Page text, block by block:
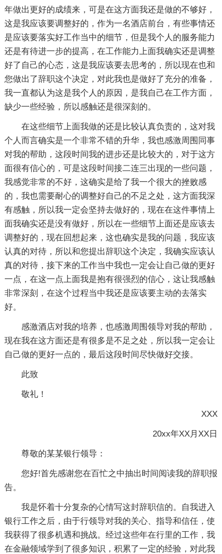
年做出更好的成绩来，可是在这方面我还是做的不够好，
这是我应该要调整好的，作为一名酒店前台，有些事情还
是应该要落实好工作当中的细节，但是我个人的服务能力
还是有待进一步的提高，在工作能力上面我确实还是调整
好了自己的心态，这是我应该要去思考的，所以现在也和
您做出了辞职这个决定，对此我也是做好了充分的准备，
我一直都认为这是我个人的原因，是我自己在工作方面，
缺少一些经验，所以感触还是很深刻的。
在这些细节上面我做的还是比较认真负责的，这对我
个人而言确实是一个非常不错的升华，我也感激周围同事
对我的帮助，这段时间我的进步还是比较大的，对于这方
面很有信心的，可是这段时间接二连三出现的一些问题，
我感觉非常的不好，这确实是给了我一个很大的挫败感
的，我也需要耐心的调整好自己的不足之处，这方面我深
有感触，所以我一定会坚持去做好的，现在在这件事情上
面我确实还是没有做好，所以在一些细节上面还是应该去
调整好的，现在回想起来，这也确实是我的问题，我应该
认真的对待，所以和您提出辞职这个决定，我确实应该认
真的对待，接下来的工作当中我也一定会让自己做的更好
一点，在这一点上面我是抱有很强烈的信心，这让我感触
非常深刻，在这个过程当中我还是应该要主动的去落实
好。
感激酒店对我的培养，也感激周围领导对我的帮助，
现在我在这方面还是有很多是不足之处，所以我一定会让
自己做的更好一点的，最后这段时间尽快做好交接。
此致
敬礼！
XXX
20xx年XX月XX日
尊敬的某某银行领导：
您好!首先感谢您在百忙之中抽出时间阅读我的辞职报
告。
我是怀着十分复杂的心情写这封辞职信的。自我进入
银行工作之后，由于行领导对我的关心、指导和信任，使
我获得了很多机遇和挑战。经过这些年在行里的工作，我
在金融领域学到了很多知识，积累了一定的经验，对此我